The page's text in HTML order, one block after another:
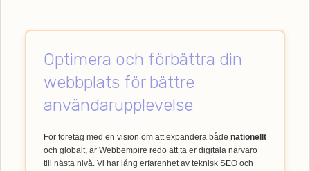
Optimera och förbättra din
webbplats för bättre
användarupplevelse
För företag med en vision om att expandera både nationellt
och globalt, är Webbempire redo att ta er digitala närvaro
till nästa nivå. Vi har lång erfarenhet av teknisk SEO och